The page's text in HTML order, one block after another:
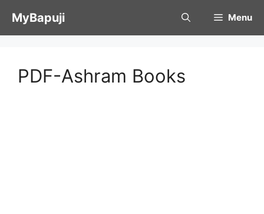
MyBapuji Menu
PDF-Ashram Books